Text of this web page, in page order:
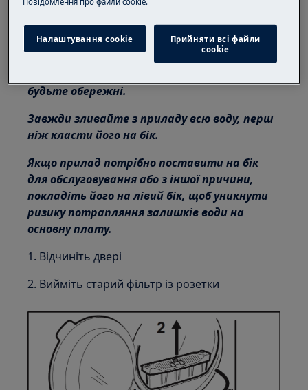
Деякі компоненти механічної частини
можуть спричинити травми, тому
будьте обережні.
Завжди зливайте з приладу всю воду, перш
ніж класти його на бік.
Якщо прилад потрібно поставити на бік
для обслуговування або з іншої причини,
покладіть його на лівий бік, щоб уникнути
ризику потрапляння залишків води на
основну плату.
1. Відчиніть двері
2. Вийміть старий фільтр із розетки
Налаштування cookie
Прийняти всі файли
сookie